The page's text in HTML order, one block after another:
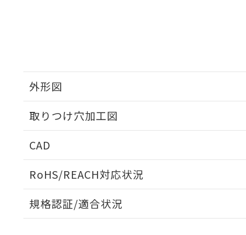
外形図
取りつけ穴加工図
CAD
RoHS/REACH対応状況
EU RoHS 注意事項・凡例
規格認証/適合状況